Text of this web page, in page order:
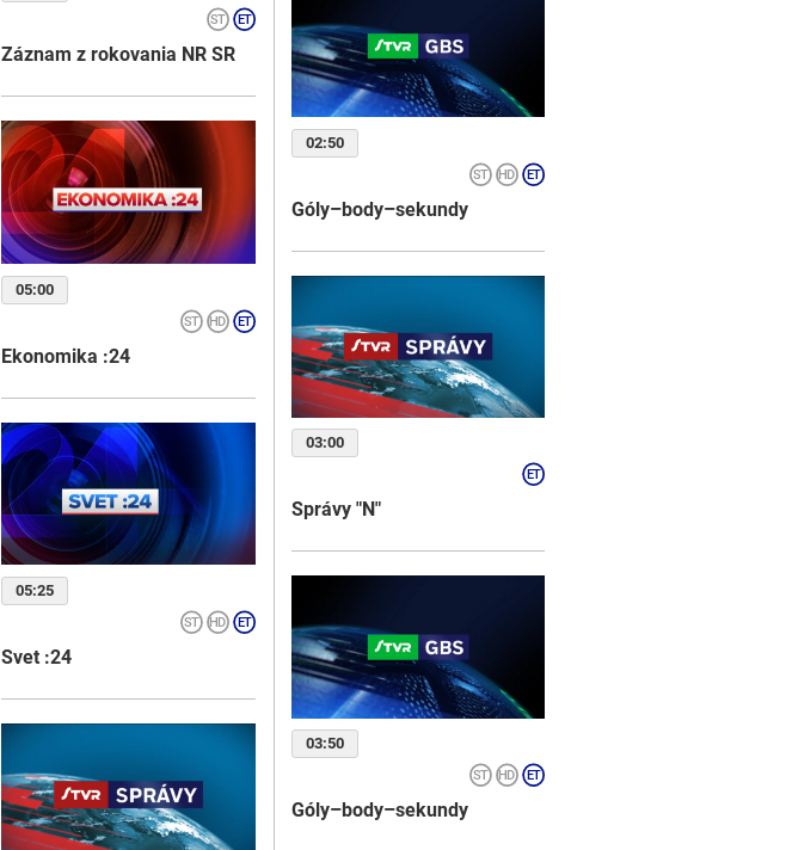
Záznam z rokovania NR SR
05:00
Ekonomika :24
05:25
Svet :24
02:50
Góly–body–sekundy
03:00
Správy "N"
03:50
Góly–body–sekundy